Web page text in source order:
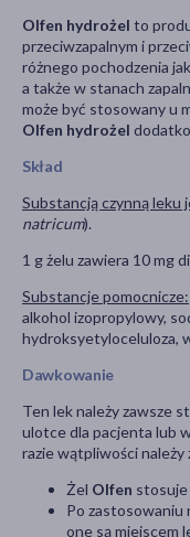
Olfen hydrożel to
przeciwzapalnym i
różnego pochodzenia
a także w stanach
może być stosowany u
Olfen hydrożel
Skład
Substancją czynną leku
natricum).
1 g żelu zawiera 10 mg
Substancje pomocnicze:
alkohol izopropylowy,
hydroksyetyloceluloza,
Dawkowanie
Ten lek należy zawsze
ulotce dla pacjenta lub
razie wątpliwości należy
Żel Olfen stosuje
Po zastosowaniu
one są miejscem